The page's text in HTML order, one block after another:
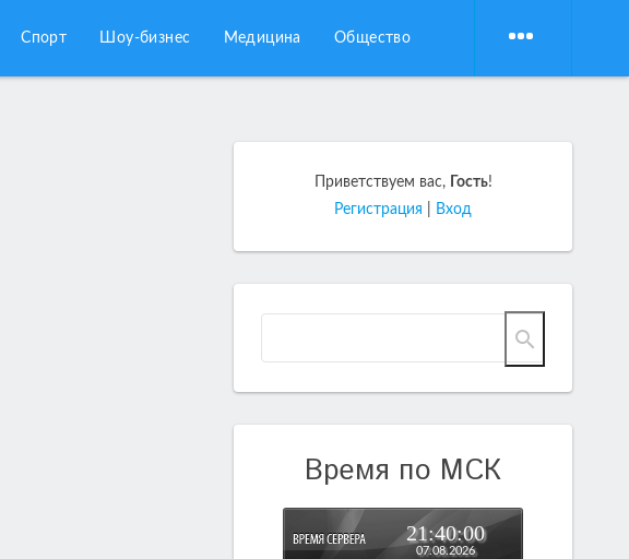
Спорт Шоу-бизнес Медицина Общество
Приветствуем вас, Гость!
Регистрация
Вход
Время по МСК
21:40:00
07.08.2026